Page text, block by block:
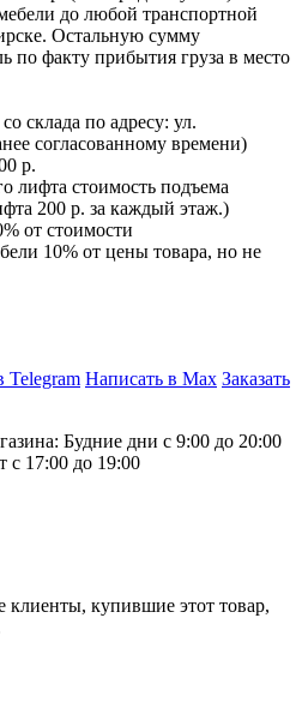
до любой транспортной
Остальную сумму
по факту прибытия груза в место
склада по адресу: ул.
согласованному времени)
р.
лифта стоимость подъема
200 р. за каждый этаж.)
от стоимости
10% от цены товара, но не
Telegram Написать в Max Заказать
Будние дни с 9:00 до 20:00
с 17:00 до 19:00
клиенты, купившие этот товар,